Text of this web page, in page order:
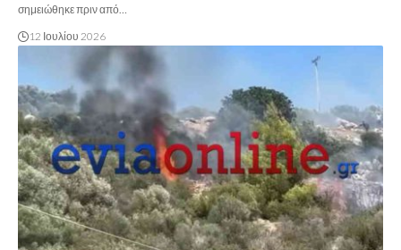
σημειώθηκε πριν από…
12 Ιουλίου 2026